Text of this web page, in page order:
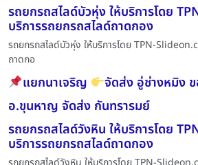
รถยกรถสไลด์บัวหุ่ง ให้บริการโดย
บริการรถยกรถสไลด์ถาดกอง
รถยกรถสไลด์บัวหุ่ง ให้บริการโดย TPN-
ถาดกอ
แยกนาเจริญ
จัดส่ง อู่ช่างหมิง
อ.ขุนหาญ จัดส่ง กันทรารมย์
รถยกรถสไลด์วังหิน ให้บริการโดย
บริการรถยกรถสไลด์ถาดกอง